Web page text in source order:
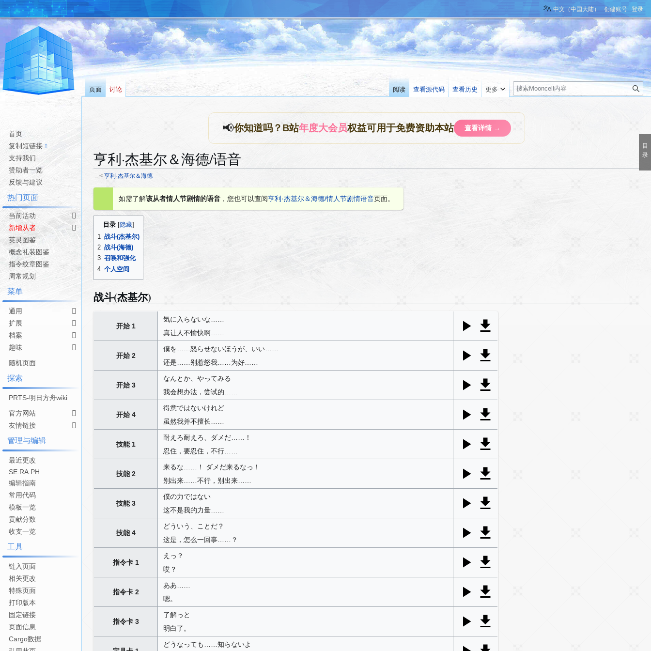
📢你知道吗？B站年度大会员权益可用于免费资助本站 查看详情 →
亨利·杰基尔＆海德/语音
< 亨利·杰基尔＆海德
航
索
如需了解该从者情人节剧情的语音 ，您也可以查阅亨利·杰基尔＆海德/情人节剧情语音页面。
目录
1 战斗(杰基尔)
2 战斗(海德)
3 召唤和强化
4 个人空间
战斗(杰基尔)
开始 1
気に入らないな……
真让人不愉快啊……
开始 2
僕を……怒らせないほうが、いい……
还是……别惹怒我……为好……
开始 3
なんとか、やってみる
我会想办法，尝试的……
开始 4
得意ではないけれど
虽然我并不擅长……
技能 1
耐えろ耐えろ、ダメだ……！
忍住，要忍住，不行……
技能 2
来るな……！ ダメだ来るなっ！
别出来……不行，别出来……
技能 3
僕の力ではない
这不是我的力量……
技能 4
どういう、ことだ？
这是，怎么一回事……？
指令卡 1
えっ？
哎？
指令卡 2
ああ……
嗯。
指令卡 3
了解っと
明白了。
どうなっても……知らないよ
中文（中国大陆） 创建账号 登录
页面 讨论 阅读 查看源代码 查看历史 更多
搜
索
首页
复制短链接
支持我们
赞助者一览
反馈与建议
热门页面
当前活动
新增从者
英灵图鉴
概念礼装图鉴
指令纹章图鉴
周常规划
菜单
通用
扩展
档案
趣味
随机页面
探索
PRTS-明日方舟wiki
官方网站
友情链接
管理与编辑
最近更改
SE.RA.PH
编辑指南
常用代码
模板一览
贡献分数
收支一览
工具
链入页面
相关更改
特殊页面
打印版本
固定链接
页面信息
Cargo数据